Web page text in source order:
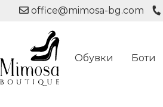
office@mimosa-bg.com
Обувки Боти